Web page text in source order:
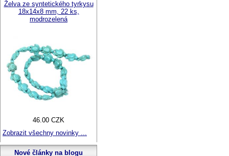
Želva ze syntetického tyrkysu
18x14x8 mm, 22 ks,
modrozelená
46.00 CZK
Zobrazit všechny novinky ...
Nové články na blogu